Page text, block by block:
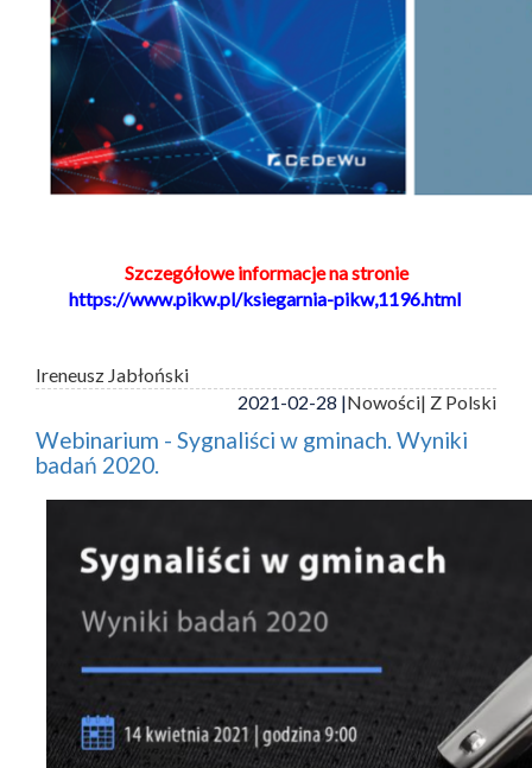
Szczegółowe informacje na stronie
https://www.pikw.pl/ksiegarnia-pikw,1196.html
Ireneusz Jabłoński
2021-02-28 |Nowości| Z Polski
Webinarium - Sygnaliści w gminach. Wyniki
badań 2020.